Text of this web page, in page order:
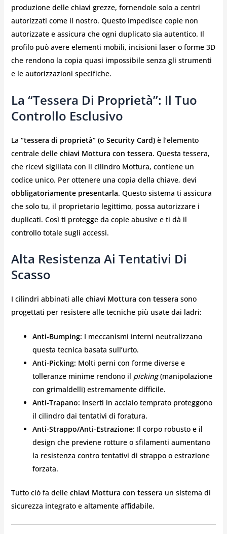
produzione delle chiavi grezze, fornendole solo a centri
autorizzati come il nostro. Questo impedisce copie non
autorizzate e assicura che ogni duplicato sia autentico. Il
profilo può avere elementi mobili, incisioni laser o forme 3D
che rendono la copia quasi impossibile senza gli strumenti
e le autorizzazioni specifiche.
La “Tessera Di Proprietà”: Il Tuo
Controllo Esclusivo
La “tessera di proprietà” (o Security Card)è l’elemento
centrale delle chiavi Mottura con tessera. Questa tessera,
che ricevi sigillata con il cilindro Mottura, contiene un
codice unico. Per ottenere una copia della chiave, devi
obbligatoriamente presentarla. Questo sistema ti assicura
che solo tu, il proprietario legittimo, possa autorizzare i
duplicati. Così ti protegge da copie abusive e ti dà il
controllo totale sugli accessi.
Alta Resistenza Ai Tentativi Di
Scasso
I cilindri abbinati alle chiavi Mottura con tessera sono
progettati per resistere alle tecniche più usate dai ladri:
Anti-Bumping: I meccanismi interni neutralizzano
questa tecnica basata sull’urto.
Anti-Picking: Molti perni con forme diverse e
tolleranze minime rendono il picking(manipolazione
con grimaldelli) estremamente difficile.
Anti-Trapano: Inserti in acciaio temprato proteggono
il cilindro dai tentativi di foratura.
Anti-Strappo/Anti-Estrazione: Il corpo robusto e il
design che previene rotture o sfilamenti aumentano
la resistenza contro tentativi di strappo o estrazione
forzata.
Tutto ciò fa delle chiavi Mottura con tessera un sistema di
sicurezza integrato e altamente affidabile.